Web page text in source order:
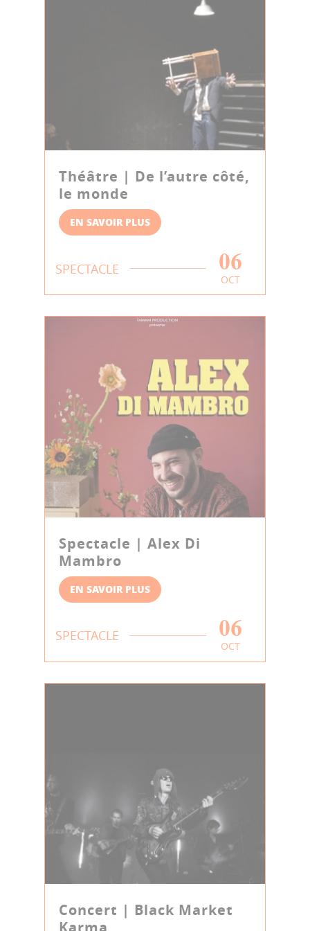
Théâtre | De l’autre côté,
le monde
EN SAVOIR PLUS
SPECTACLE 06
OCT
Spectacle | Alex Di
Mambro
EN SAVOIR PLUS
SPECTACLE 06
OCT
Concert | Black Market
Karma